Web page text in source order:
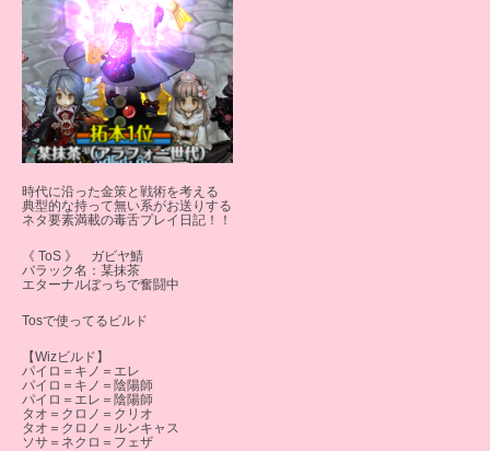
時代に沿った金策と戦術を考える
典型的な持って無い系がお送りする
ネタ要素満載の毒舌プレイ日記！！
《 ToS 》 ガビヤ鯖
バラック名：某抹茶
エターナルぼっちで奮闘中
Tosで使ってるビルド
【Wizビルド】
パイロ＝キノ＝エレ
パイロ＝キノ＝陰陽師
パイロ＝エレ＝陰陽師
タオ＝クロノ＝クリオ
タオ＝クロノ＝ルンキャス
ソサ＝ネクロ＝フェザ